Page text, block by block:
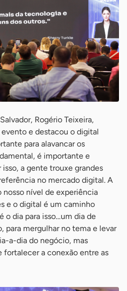
Rogério Teixeira,
e destacou o digital
para alavancar os
é importante e
a gente trouxe grandes
no mercado digital. A
nível de experiência
e o digital é um caminho
o dia para isso…um dia de
para mergulhar no tema e levar
a-dia do negócio, mas
a conexão entre as